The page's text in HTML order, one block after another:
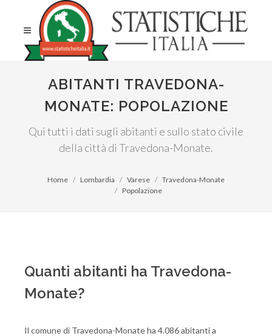
ABITANTI TRAVEDONA-
MONATE: POPOLAZIONE
Qui tutti i dati sugli abitanti e sullo stato civile
della città di Travedona-Monate.
Home Lombardia Varese
Travedona-Monate
Popolazione
Quanti abitanti ha Travedona-
Monate?
Il comune di Travedona-Monate ha 4.086 abitanti a